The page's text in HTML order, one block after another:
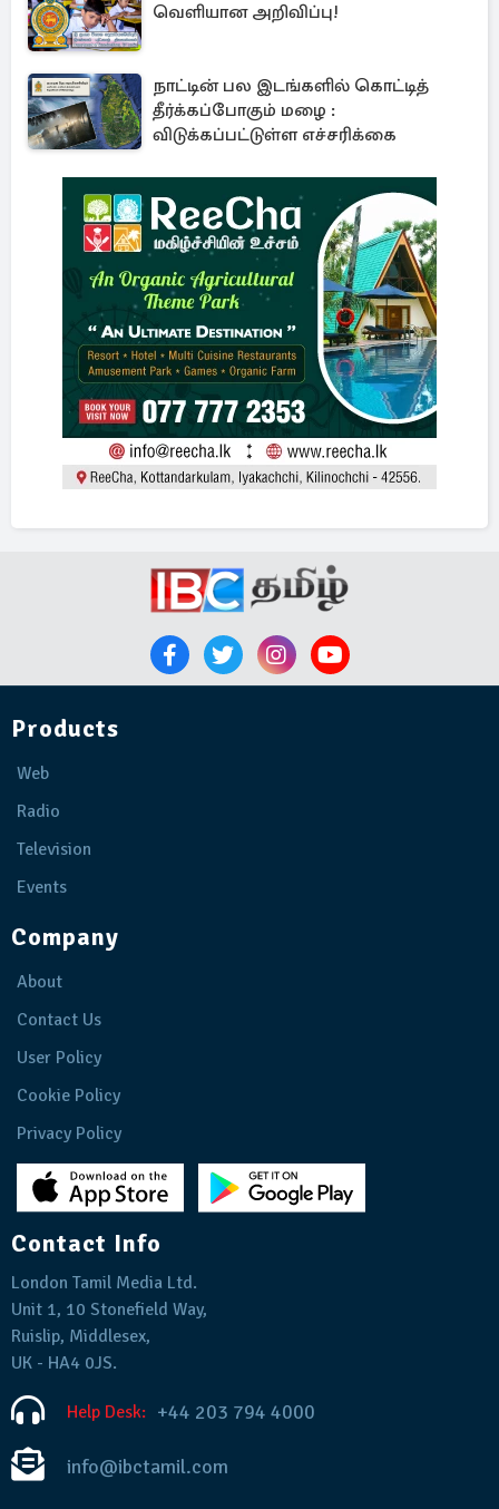
வெளியான அறிவிப்பு!
நாட்டின் பல இடங்களில் கொட்டித்
தீர்க்கப்போகும் மழை :
விடுக்கப்பட்டுள்ள எச்சரிக்கை
Products
Web
Radio
Television
Events
Company
About
Contact Us
User Policy
Cookie Policy
Privacy Policy
Contact Info
London Tamil Media Ltd.
Unit 1, 10 Stonefield Way,
Ruislip, Middlesex,
UK - HA4 0JS.
Help Desk: +44 203 794 4000
info@ibctamil.com